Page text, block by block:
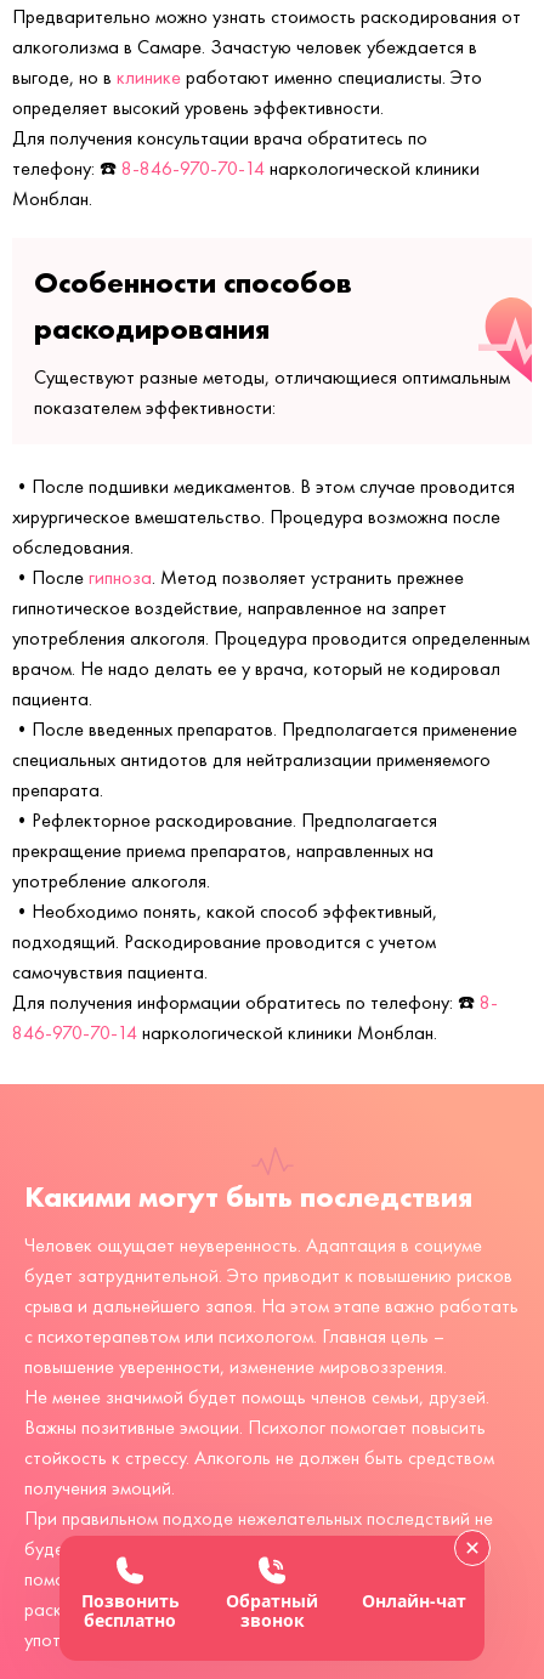
Предварительно можно узнать стоимость раскодирования от
алкоголизма в Самаре. Зачастую человек убеждается в
выгоде, но в клинике работают именно специалисты. Это
определяет высокий уровень эффективности.
Для получения консультации врача обратитесь по
телефону: ☎️ 8-846-970-70-14 наркологической клиники
Монблан.
Особенности способов
раскодирования
Существуют разные методы, отличающиеся оптимальным
показателем эффективности:
•После подшивки медикаментов. В этом случае проводится
хирургическое вмешательство. Процедура возможна после
обследования.
•После гипноза. Метод позволяет устранить прежнее
гипнотическое воздействие, направленное на запрет
употребления алкоголя. Процедура проводится определенным
врачом. Не надо делать ее у врача, который не кодировал
пациента.
•После введенных препаратов. Предполагается применение
специальных антидотов для нейтрализации применяемого
препарата.
•Рефлекторное раскодирование. Предполагается
прекращение приема препаратов, направленных на
употребление алкоголя.
•Необходимо понять, какой способ эффективный,
подходящий. Раскодирование проводится с учетом
самочувствия пациента.
Для получения информации обратитесь по телефону: ☎️ 8-
846-970-70-14 наркологической клиники Монблан.
Какими могут быть последствия
Человек ощущает неуверенность. Адаптация в социуме
будет затруднительной. Это приводит к повышению рисков
срыва и дальнейшего запоя. На этом этапе важно работать
с психотерапевтом или психологом. Главная цель –
повышение уверенности, изменение мировоззрения.
Не менее значимой будет помощь членов семьи, друзей.
Важны позитивные эмоции. Психолог помогает повысить
стойкость к стрессу. Алкоголь не должен быть средством
получения эмоций.
При правильном подходе нежелательных последствий не
будет. Важно медикаментозное лечение, психотерапия,
помощь близких. Человек поймет, что даже после
раскодирования необязательно активно и регулярно
употреблять спиртные напитки.
Позвонить
бесплатно
Обратный
звонок
Онлайн-чат